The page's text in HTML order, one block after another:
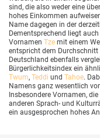
sind, die also weder eine
hohes Einkommen
Name dagegen in der
Dementsprechend liegt
Vornamen Tze mit einem
entspricht dem Durchschnitt
Deutschland ebenfalls
Bürgerlichkeitsindex ein
Twum, Teddi und Tahoe.
Namens ganz wesentlich
Insbesondere Vornamen,
anderen Sprach- und
ein ausgesprochen hohes